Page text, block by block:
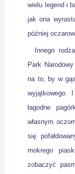
wielu legend i
jak ona
później
Innego
Park
na to, by w
wyjątkowego.
łagodne
własnym
się
mokrego
zobaczyć